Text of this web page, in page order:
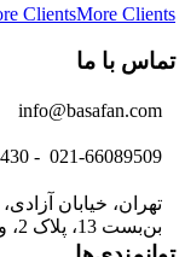
ClientsMore Clients
تماس با ما
info@basafan.com
021-66089509 - 021-66033430
تهران، خیابان
بن‌بست 13، پلاک 2، واحد 10